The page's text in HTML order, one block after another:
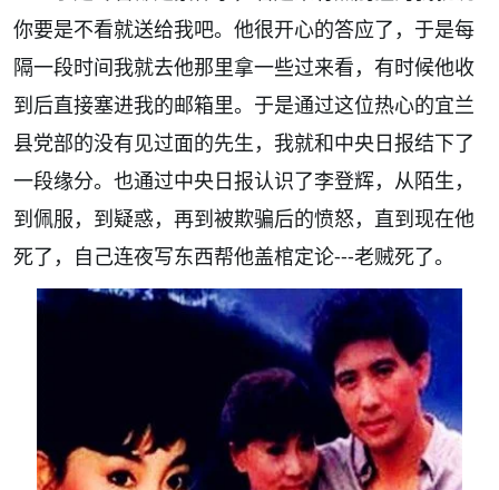
你要是不看就送给我吧。他很开心的答应了，于是每
隔一段时间我就去他那里拿一些过来看，有时候他收
到后直接塞进我的邮箱里。于是通过这位热心的宜兰
县党部的没有见过面的先生，我就和中央日报结下了
一段缘分。也通过中央日报认识了李登辉，从陌生，
到佩服，到疑惑，再到被欺骗后的愤怒，直到现在他
死了，自己连夜写东西帮他盖棺定论---老贼死了。